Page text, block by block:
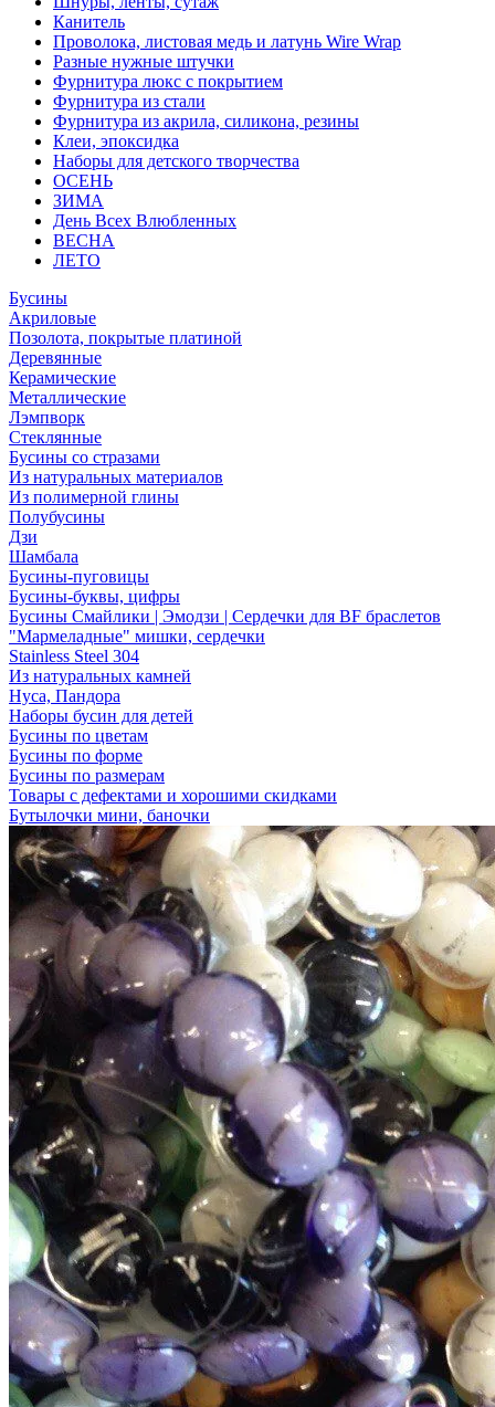
Канитель
Проволока, листовая медь и латунь Wire Wrap
Разные нужные штучки
Фурнитура люкс с покрытием
Фурнитура из стали
Фурнитура из акрила, силикона, резины
Клеи, эпоксидка
Наборы для детского творчества
ОСЕНЬ
ЗИМА
День Всех Влюбленных
ВЕСНА
ЛЕТО
Бусины
Акриловые
Позолота, покрытые платиной
Деревянные
Керамические
Металлические
Лэмпворк
Стеклянные
Бусины со стразами
Из натуральных материалов
Из полимерной глины
Полубусины
Дзи
Шамбала
Бусины-пуговицы
Бусины-буквы, цифры
Бусины Смайлики | Эмодзи | Сердечки для BF браслетов
"Мармеладные" мишки, сердечки
Stainless Steel 304
Из натуральных камней
Нуса, Пандора
Наборы бусин для детей
Бусины по цветам
Бусины по форме
Бусины по размерам
Товары с дефектами и хорошими скидками
Бутылочки мини, баночки